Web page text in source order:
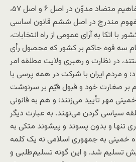
بنابراین با توجه به مفاهیم متضاد مدوّن در اصل ۶ و اصل ۵۷،
مندرج در اصل ششم قانون اساسی
با اتکا به آرای عمومی از راه انتخابات،
اصل ۵۷ با ادغام سه قوه حاکم بر کشور که محصول رأی
در نظارت و رهبری ولایت مطلقه امر
و مردم ایران با شرکت در همه پرسی با
بر صغارت خود و قبول قیّم بر سرنوشت
مهر تأیید می‌زنند؛ و هم به قانونی
سیاسی گردن می‌نهند. به عبارت دیگر
تنها و بدون پسوند و پیشوند متکی به
خمینی به جمهوری اسلامی نه یک کلمه
تسلیم شد. و این گونه تسلیم‌طلبی و